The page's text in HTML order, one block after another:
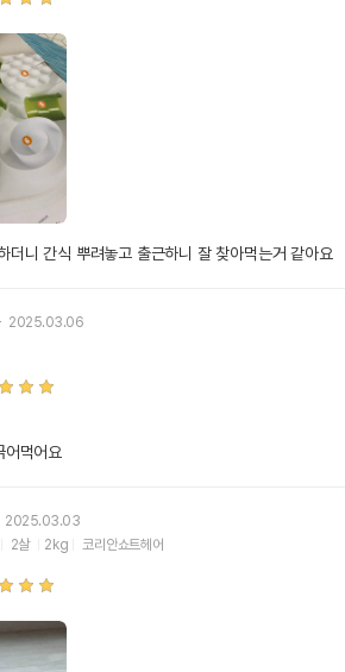
더니 간식 뿌려놓고 출근하니 잘 찾아먹는거 같아요
2025.03.06
어먹어요
2025.03.03
2살 2kg 코리안쇼트헤어